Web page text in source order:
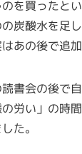
を買ったと
炭酸水を足
あの後で追
書会の後で
労い」の時
た。